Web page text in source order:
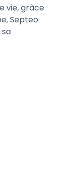
vie, grâce
Septeo